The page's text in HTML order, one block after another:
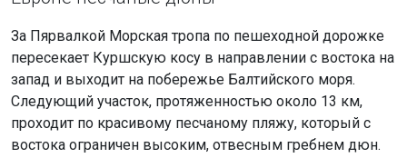
За Пярвалкой Морская тропа по пешеходной дорожке
пересекает Куршскую косу в направлении с востока на
запад и выходит на побережье Балтийского моря.
Следующий участок, протяженностью около 13 км,
проходит по красивому песчаному пляжу, который с
востока ограничен высоким, отвесным гребнем дюн.